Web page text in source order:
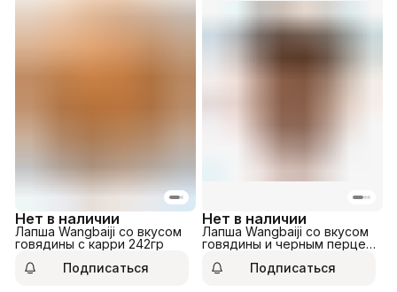
Нет в наличии
Лапша Wangbaiji со вкусом
говядины с карри 242гр
Подписаться
Нет в наличии
Лапша Wangbaiji со вкусом
говядины и черным перцем
Подписаться